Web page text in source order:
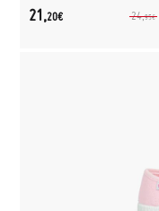
24,95€
21,20€